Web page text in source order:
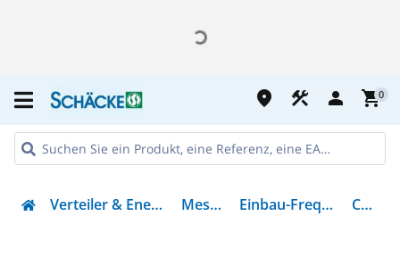
place construction person shopping_cart0
Verteiler & Energieverteilung Messgeräte Einbau-Frequenzmesser C37H36